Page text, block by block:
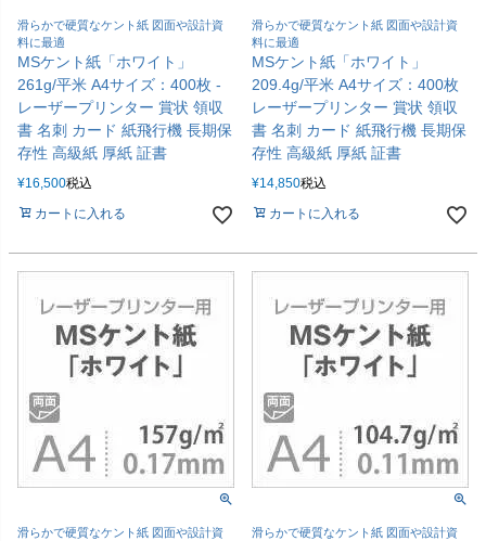
滑らかで硬質なケント紙 図面や設計資
料に最適
MSケント紙「ホワイト」
261g/平米 A4サイズ：400枚 -
レーザープリンター 賞状 領収
書 名刺 カード 紙飛行機 長期保
存性 高級紙 厚紙 証書
¥16,500税込
カートに入れる
滑らかで硬質なケント紙 図面や設計資
料に最適
MSケント紙「ホワイト」
209.4g/平米 A4サイズ：400枚
レーザープリンター 賞状 領収
書 名刺 カード 紙飛行機 長期保
存性 高級紙 厚紙 証書
¥14,850税込
カートに入れる
滑らかで硬質なケント紙 図面や設計資
滑らかで硬質なケント紙 図面や設計資